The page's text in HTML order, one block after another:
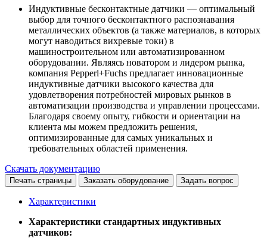
Индуктивные бесконтактные датчики — оптимальный
выбор для точного бесконтактного распознавания
металлических объектов (а также материалов, в которых
могут наводиться вихревые токи) в
машиностроительном или автоматизированном
оборудовании. Являясь новатором и лидером рынка,
компания Pepperl+Fuchs предлагает инновационные
индуктивные датчики высокого качества для
удовлетворения потребностей мировых рынков в
автоматизации производства и управлении процессами.
Благодаря своему опыту, гибкости и ориентации на
клиента мы можем предложить решения,
оптимизированные для самых уникальных и
требовательных областей применения.
Скачать документацию
Печать страницы Заказать оборудование Задать вопрос
Характеристики
Характеристики стандартных индуктивных
датчиков: